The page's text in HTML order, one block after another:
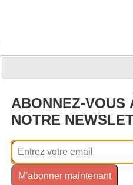
ABONNEZ-VOUS
NOTRE
M'abonner maintenant